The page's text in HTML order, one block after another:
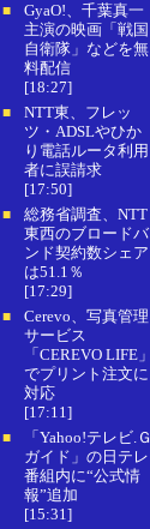
■
GyaO!、千葉真一
主演の映画「戦国
自衛隊」などを無
料配信
[18:27]
■
NTT東、フレッ
ツ・ADSLやひか
り電話ルータ利用
者に誤請求
[17:50]
■
総務省調査、NTT
東西のブロードバ
ンド契約数シェア
は51.1％
[17:29]
■
Cerevo、写真管理
サービス
「CEREVO LIFE」
でプリント注文に
対応
[17:11]
■
「Yahoo!テレビ.Ｇ
ガイド」の日テレ
番組内に“公式情
報”追加
[15:31]